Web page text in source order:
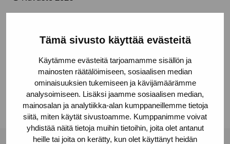
Tämä sivusto käyttää evästeitä
Käytämme evästeitä tarjoamamme sisällön ja
mainosten räätälöimiseen, sosiaalisen median
ominaisuuksien tukemiseen ja kävijämäärämme
analysoimiseen. Lisäksi jaamme sosiaalisen median,
mainosalan ja analytiikka-alan kumppaneillemme tietoja
siitä, miten käytät sivustoamme. Kumppanimme voivat
yhdistää näitä tietoja muihin tietoihin, joita olet antanut
heille tai joita on kerätty, kun olet käyttänyt heidän
Facebook
Linkedin